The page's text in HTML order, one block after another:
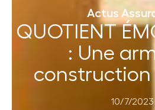
Actus
QUOTIENT
: Une
construction
10/7/2023